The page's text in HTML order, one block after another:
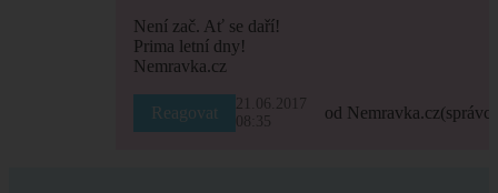
Není zač. Ať se daří!
Prima letní dny!
Nemravka.cz
Reagovat
21.06.2017
08:35
od Nemravka.cz